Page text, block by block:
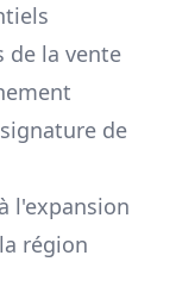
de la vente
de
l'expansion
région